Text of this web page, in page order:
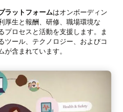
ラットフォームはオンボーディン
厚生と報酬、研修、職場環境な
プロセスと活動を支援します。ま
ツール、テクノロジー、およびコ
が含まれています。